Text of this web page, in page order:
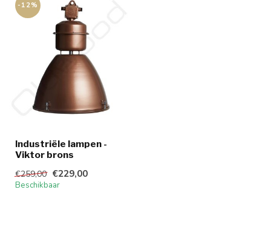
-12%
Industriële lampen -
Viktor brons
€259,00 €229,00
Beschikbaar